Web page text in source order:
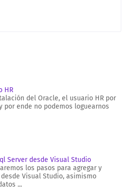
HR
del Oracle, el usuario HR por
por ende no podemos loguearnos
Server desde Visual Studio
los pasos para agregar y
Visual Studio, asimismo
...